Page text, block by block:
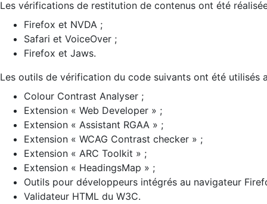
Les vérifications de restitution de contenus ont été
Firefox et NVDA ;
Safari et VoiceOver ;
Firefox et Jaws.
Les outils de vérification du code suivants ont été utilisés
Colour Contrast Analyser ;
Extension « Web Developer » ;
Extension « Assistant RGAA » ;
Extension « WCAG Contrast checker » ;
Extension « ARC Toolkit » ;
Extension « HeadingsMap » ;
Outils pour développeurs intégrés au navigateur
Validateur HTML du W3C.